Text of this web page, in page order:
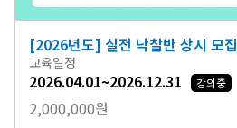
[2026년도] 실전 낙찰반 상시 모집
교육일정
2026.04.01~2026.12.31 강의중
2,000,000원